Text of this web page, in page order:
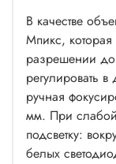
В качестве
Мпикс, которая
разрешении
регулировать
ручная
мм. При
подсветку:
белых